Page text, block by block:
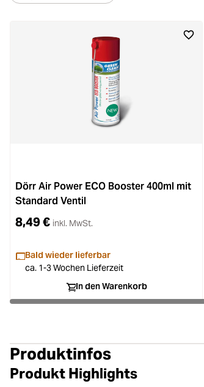
Dörr Air Power ECO Booster 400ml mit
Standard Ventil
8,49 € inkl. MwSt.
Bald wieder lieferbar
ca. 1-3 Wochen Lieferzeit
In den Warenkorb
Produktinfos
Produkt Highlights